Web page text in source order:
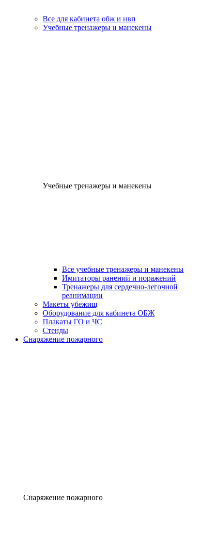
Все для кабинета обж и нвп
Учебные тренажеры и манекены
Учебные тренажеры и манекены
Все учебные тренажеры и манекены
Имитаторы ранений и поражений
Тренажеры для сердечно-легочной
реанимации
Макеты убежищ
Оборудование для кабинета ОБЖ
Плакаты ГО и ЧС
Стенды
Снаряжение пожарного
Снаряжение пожарного